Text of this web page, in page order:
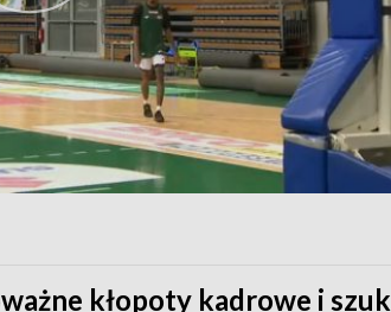
kłopoty kadrowe i